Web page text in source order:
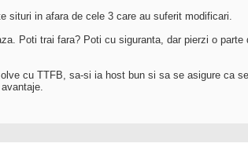
situri in afara de cele 3 care au suferit modificari.
Poti trai fara? Poti cu siguranta, dar pierzi o
cu TTFB, sa-si ia host bun si sa se asigure ca